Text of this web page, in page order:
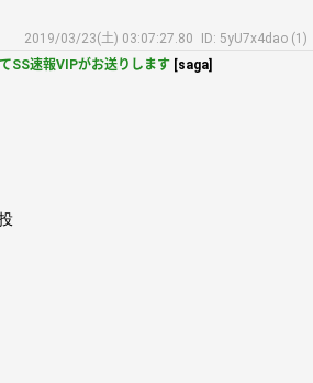
2019/03/23(土) 03:07:27.80
ID: 5yU7x4dao (1)
SS速報VIPがお送りします [saga]